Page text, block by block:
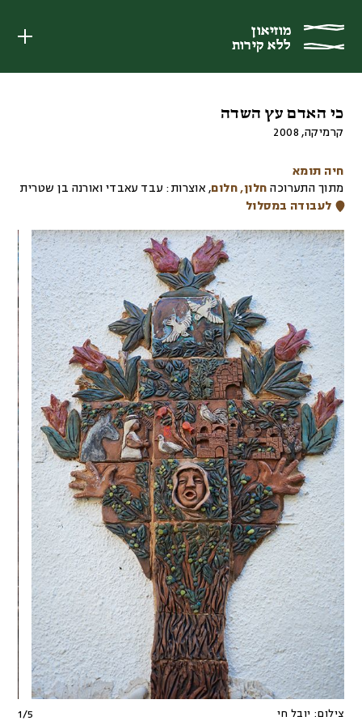
מוזיאון
ללא קירות
מוזיאון
ללא קירות
כי האדם עץ השדה
קרמיקה,
2008
חיה תומא
מתוך התערוכה חלון, חלום, אוצרות: עבד עאבדי ואורנה בן שטרית
לעבודה במסלול
צילום: יובל חי 1/5